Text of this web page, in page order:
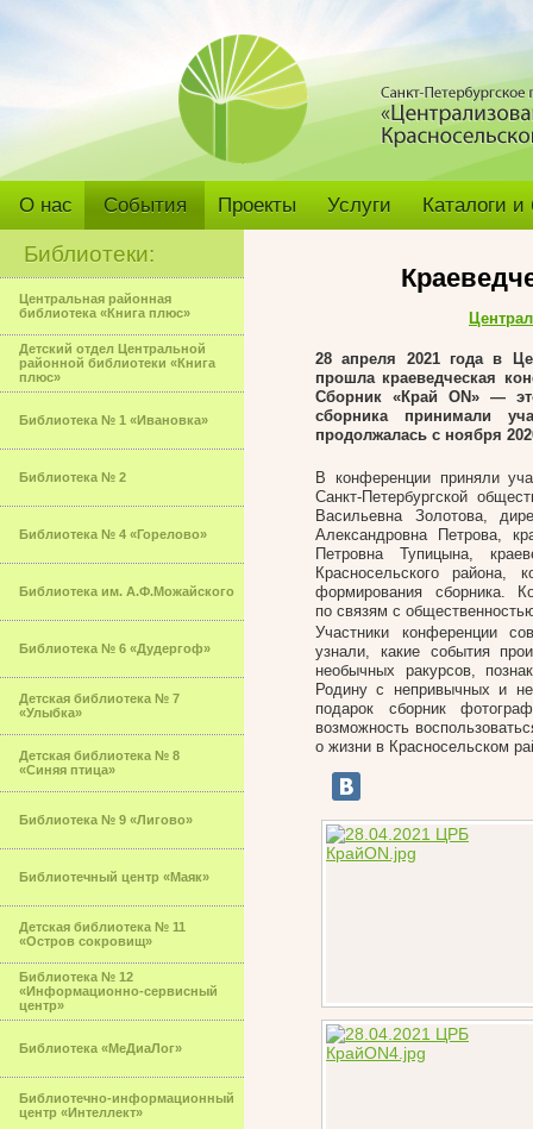
О нас События Проекты Услуги Каталоги
Библиотеки:
Центральная районная
библиотека «Книга плюс»
Детский отдел Центральной
районной библиотеки «Книга
плюс»
Библиотека № 1 «Ивановка»
Библиотека № 2
Библиотека № 4 «Горелово»
Библиотека им. А.Ф.Можайского
Библиотека № 6 «Дудергоф»
Детская библиотека № 7
«Улыбка»
Детская библиотека № 8
«Синяя птица»
Библиотека № 9 «Лигово»
Библиотечный центр «Маяк»
Детская библиотека № 11
«Остров сокровищ»
Библиотека № 12
«Информационно-сервисный
центр»
Библиотека «МеДиаЛог»
Библиотечно-информационный
центр «Интеллект»
28 апреля 2021 года в
прошла краеведческая
Сборник «Край ON» —
сборника принимали
продолжалась с ноября
В конференции приняли
Санкт-Петербургской
Васильевна Золотова,
Александровна Петрова,
Петровна Тупицына,
Красносельского
формирования сборника.
по связям с
Участники конференции
узнали, какие события
необычных ракурсов,
Родину с непривычных и
подарок сборник
возможность
о жизни в Красносельском